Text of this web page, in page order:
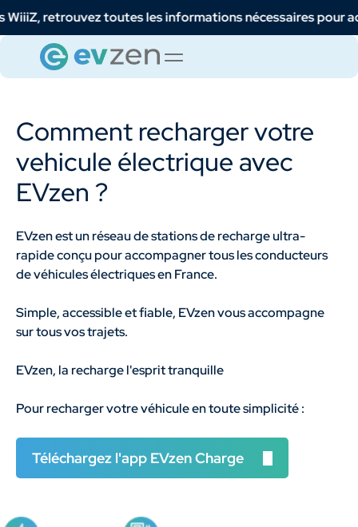
toutes les informations nécessaires pour accéder à
Comment recharger votre
vehicule électrique avec
EVzen ?
EVzen est un réseau de stations de recharge ultra-
rapide conçu pour accompagner tous les conducteurs
de véhicules électriques en France.
Simple, accessible et fiable, EVzen vous accompagne
sur tous vos trajets.
EVzen, la recharge l'esprit tranquille
Pour recharger votre véhicule en toute simplicité :
Téléchargez l'app EVzen Charge